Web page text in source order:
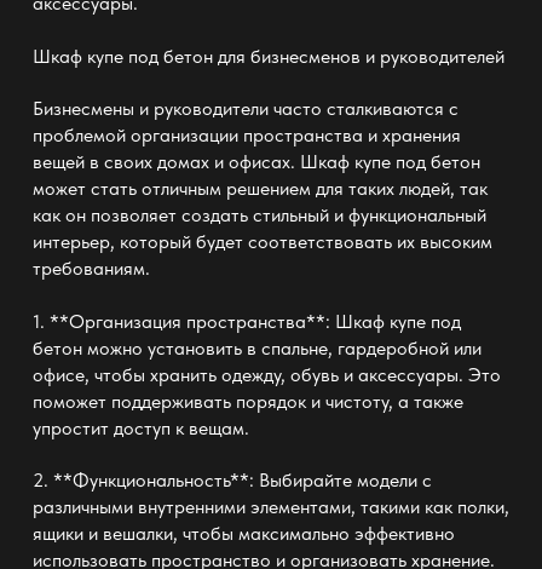
Шкаф купе под бетондля бизнесменов и руководителей
Бизнесмены и руководители часто сталкиваются с
проблемой организации пространства и хранения
вещей в своих домах и офисах. Шкаф купе под бетон
может стать отличным решением для таких людей, так
как он позволяет создать стильный и функциональный
интерьер, который будет соответствовать их высоким
требованиям.
1. **Организация пространства**: Шкаф купе под
бетон можно установить в спальне, гардеробной или
офисе, чтобы хранить одежду, обувь и аксессуары. Это
поможет поддерживать порядок и чистоту, а также
упростит доступ к вещам.
2. **Функциональность**: Выбирайте модели с
различными внутренними элементами, такими как полки,
ящики и вешалки, чтобы максимально эффективно
использовать пространство и организовать хранение.